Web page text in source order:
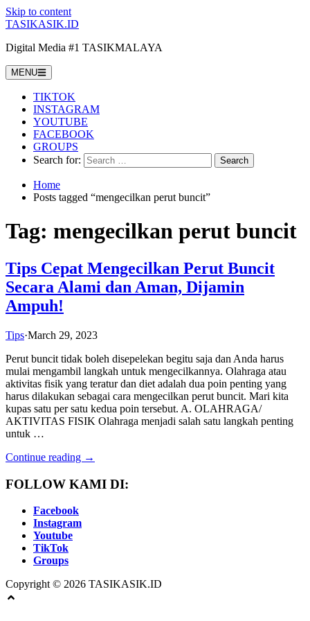
Skip to content
TASIKASIK.ID
Digital Media #1 TASIKMALAYA
MENU
TIKTOK
INSTAGRAM
YOUTUBE
FACEBOOK
GROUPS
Search for:
Home
Posts tagged “mengecilkan perut buncit”
Tag: mengecilkan perut buncit
Tips Cepat Mengecilkan Perut Buncit
Secara Alami dan Aman, Dijamin
Ampuh!
Tips·March 29, 2023
Perut buncit tidak boleh disepelekan begitu saja dan Anda harus
mulai mengambil langkah untuk mengecilkannya. Olahraga atau
aktivitas fisik yang teratur dan diet adalah dua poin penting yang
harus dilakukan sebagai cara mengecilkan perut buncit. Mari kita
kupas satu per satu kedua poin tersebut. A. OLAHRAGA/
AKTIVITAS FISIK Olahraga menjadi salah satu langkah penting
untuk …
Continue reading →
FOLLOW KAMI DI:
Facebook
Instagram
Youtube
TikTok
Groups
Copyright © 2026 TASIKASIK.ID